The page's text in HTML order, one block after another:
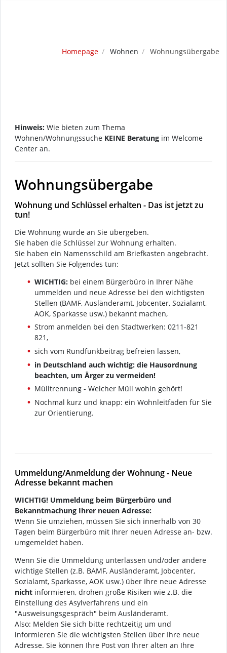
Homepage Wohnen Wohnungsübergabe
Hinweis: Wie bieten zum Thema
Wohnen/Wohnungssuche KEINE Beratung im Welcome
Center an.
Wohnungsübergabe
Wohnung und Schlüssel erhalten - Das ist jetzt zu
tun!
Die Wohnung wurde an Sie übergeben.
Sie haben die Schlüssel zur Wohnung erhalten.
Sie haben ein Namensschild am Briefkasten angebracht.
Jetzt sollten Sie Folgendes tun:
WICHTIG:bei einem Bürgerbüro in Ihrer Nähe
ummelden und neue Adresse bei den wichtigsten
Stellen (BAMF, Ausländeramt, Jobcenter, Sozialamt,
AOK, Sparkasse usw.) bekannt machen,
Strom anmelden bei den Stadtwerken: 0211-821
821,
sich vom Rundfunkbeitrag befreien lassen,
in Deutschland auch wichtig:die Hausordnung
beachten, um Ärger zu vermeiden!
Mülltrennung - Welcher Müll wohin gehört!
Nochmal kurz und knapp: ein Wohnleitfaden für Sie
zur Orientierung.
Ummeldung/Anmeldung der Wohnung - Neue
Adresse bekannt machen
WICHTIG! Ummeldung beim Bürgerbüro und
Bekanntmachung Ihrer neuen Adresse:
Wenn Sie umziehen, müssen Sie sich innerhalb von 30
Tagen beim Bürgerbüro mit Ihrer neuen Adresse an- bzw.
umgemeldet haben.
Wenn Sie die Ummeldung unterlassen und/oder andere
wichtige Stellen (z.B. BAMF, Ausländeramt, Jobcenter,
Sozialamt, Sparkasse, AOK usw.) über Ihre neue Adresse
nicht informieren, drohen große Risiken wie z.B. die
Einstellung des Asylverfahrens und ein
"Ausweisungsgespräch" beim Ausländeramt.
Also: Melden Sie sich bitte rechtzeitig um und
informieren Sie die wichtigsten Stellen über Ihre neue
Adresse. Sie können Ihre Post von Ihrer alten an Ihre